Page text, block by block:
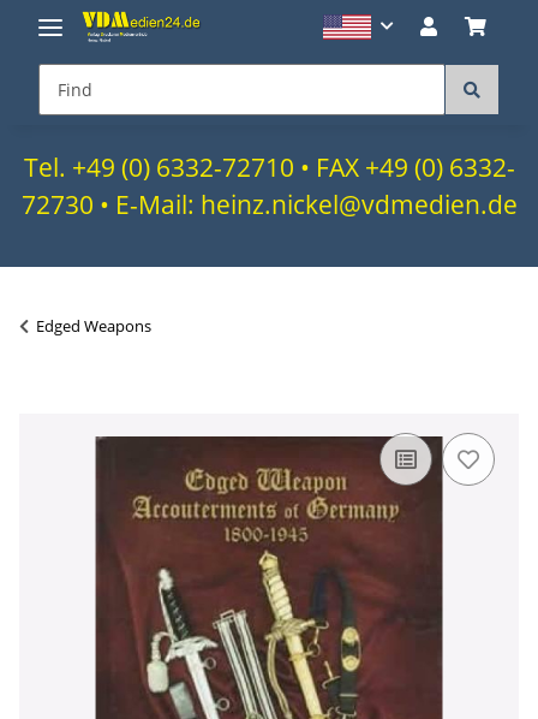
Tel. +49 (0) 6332-72710 • FAX +49 (0) 6332-
72730 • E-Mail: heinz.nickel@vdmedien.de
Edged Weapons